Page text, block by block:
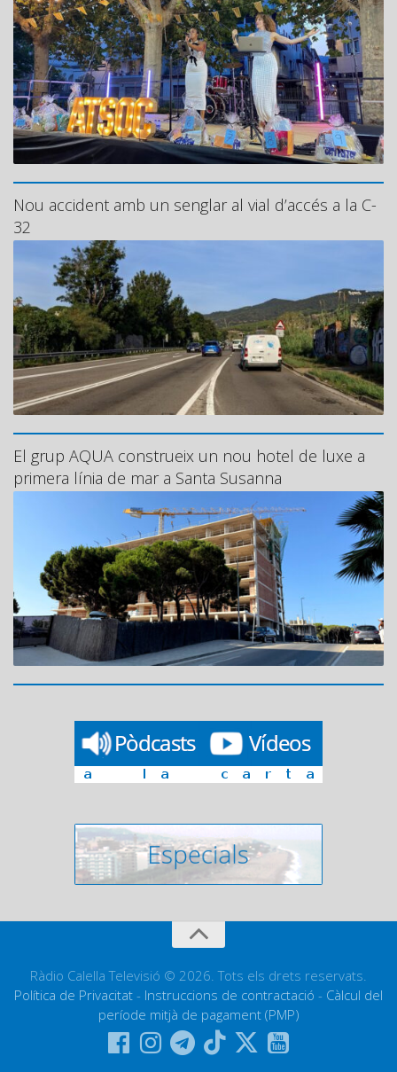
Nou accident amb un senglar al vial d’accés a la C-
32
El grup AQUA construeix un nou hotel de luxe a
primera línia de mar a Santa Susanna
Ràdio Calella Televisió © 2026. Tots els drets reservats.
Política de Privacitat - Instruccions de contractació - Càlcul del
període mitjà de pagament (PMP)